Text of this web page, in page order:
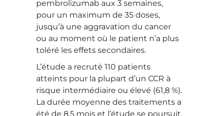
pembrolizumab aux 3 semaines,
pour un maximum de 35 doses,
jusqu’à une aggravation du cancer
ou au moment où le patient n’a plus
toléré les effets secondaires.
L’étude a recruté 110 patients
atteints pour la plupart d’un CCR à
risque intermédiaire ou élevé (61,8 %).
La durée moyenne des traitements a
été de 8,5 mois et l’étude se poursuit.